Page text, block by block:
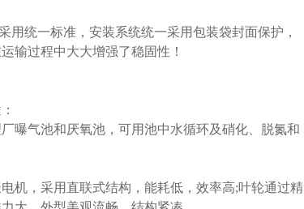
用统一标准，安装系统统一采用包装袋封面保护，
输过程中大大增强了稳固性！
曝气池和厌氧池，可用池中水循环及硝化、脱氮和
机，采用直联式结构，能耗低，效率高;叶轮通过精